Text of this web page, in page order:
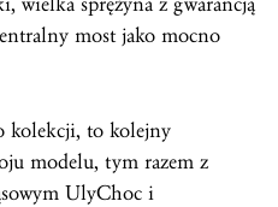
most jako mocno
kolekcji, to kolejny
modelu, tym razem z
UlyChoc i